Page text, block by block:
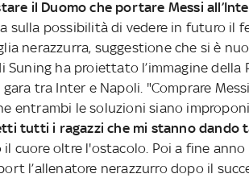
il Duomo che portare Messi
sulla possibilità di vedere in futuro il
nerazzurra, suggestione che si è
Suning ha proiettato l’immagine della
gara tra Inter e Napoli. "Comprare
entrambi le soluzioni siano
tutti i ragazzi che mi stanno dando
cuore oltre l'ostacolo. Poi a fine
l’allenatore nerazzurro dopo il